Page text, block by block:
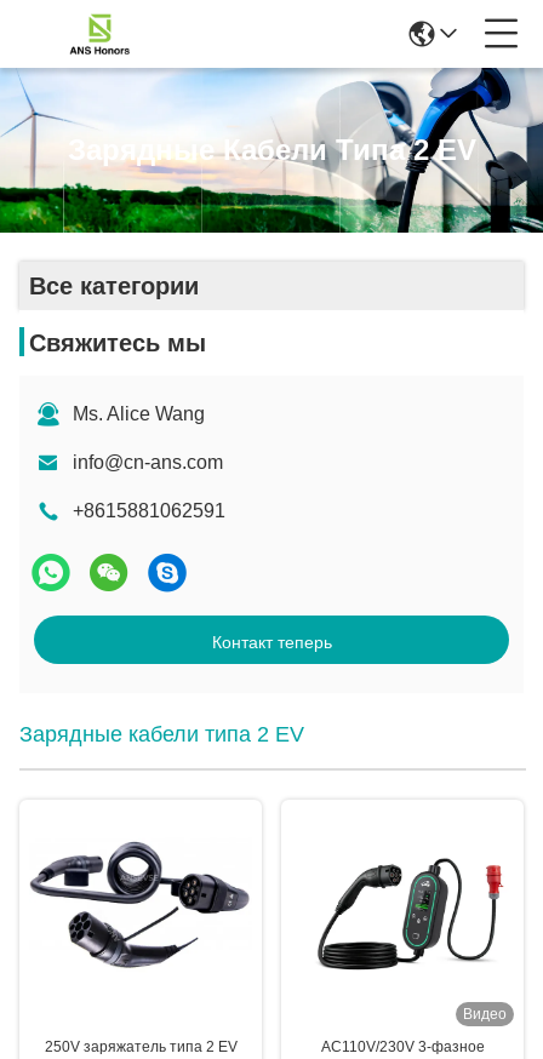
Зарядные Кабели Типа 2 EV
Все категории
Свяжитесь мы
Ms. Alice Wang
info@cn-ans.com
+8615881062591
Контакт теперь
Зарядные кабели типа 2 EV
250V заряжатель типа 2 EV
Видео
AC110V/230V 3-фазное